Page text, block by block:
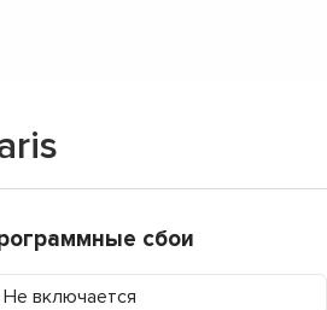
сбои
Не включается